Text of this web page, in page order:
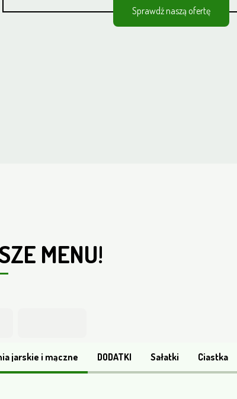
Sprawdź naszą ofertę
MENU!
jarskie i mączne DODATKI Sałatki Ciastka